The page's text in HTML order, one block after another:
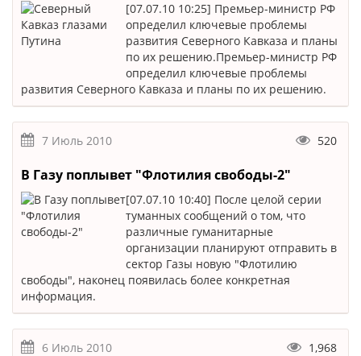
[07.07.10 10:25] Премьер-министр РФ
определил ключевые проблемы
развития Северного Кавказа и планы
по их решению.Премьер-министр РФ
определил ключевые проблемы
развития Северного Кавказа и планы по их решению.
7 Июль 2010 520
В Газу поплывет "Флотилия свободы-2"
[07.07.10 10:40] После целой серии
туманных сообщений о том, что
различные гуманитарные
организации планируют отправить в
сектор Газы новую "Флотилию
свободы", наконец появилась более конкретная
информация.
6 Июль 2010 1,968